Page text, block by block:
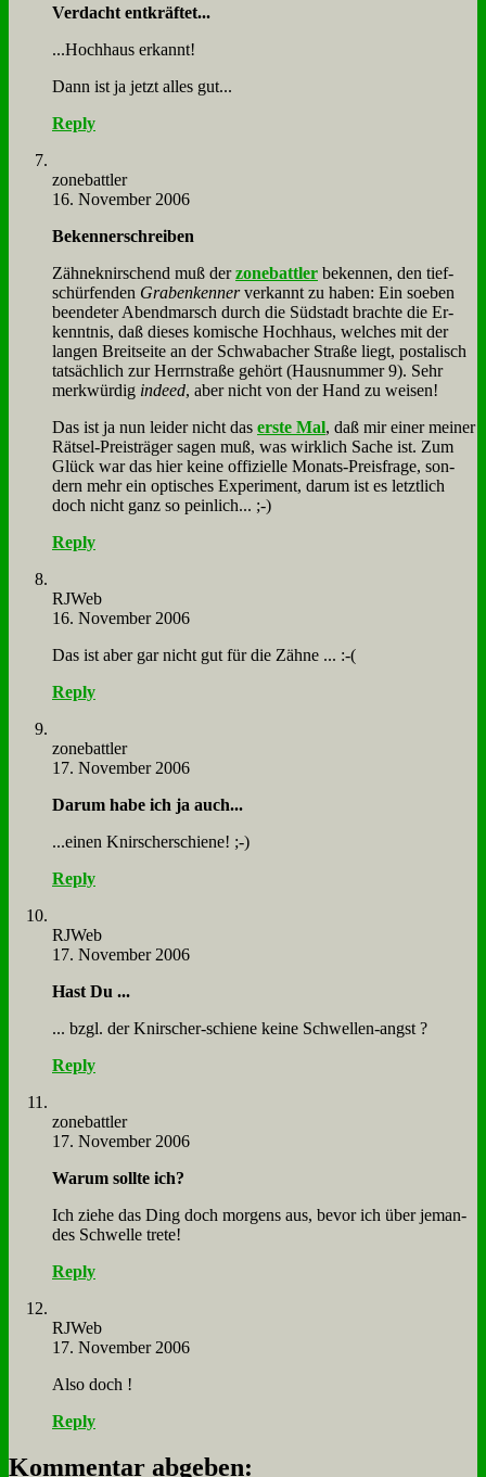
Ver­dacht ent­kräf­tet...
...Hoch­haus er­kannt!
Dann ist ja jetzt al­les gut...
Reply
zone­batt­ler
16. November 2006
Be­ken­ner­schrei­ben
Zäh­ne­knir­schend muß derzone­batt­ler be­ken­nen, den tief­
schür­fen­den Gra­ben­ken­nerver­kannt zu ha­ben: Ein so­eben
be­en­de­ter Abend­marsch durch die Süd­stadt brach­te die Er­
kennt­nis, daß die­ses ko­mi­sche Hoch­haus, wel­ches mit der
lan­gen Breit­sei­te an der Schwa­ba­cher Stra­ße liegt, po­sta­lisch
tat­säch­lich zur Herrn­stra­ße ge­hört (Haus­num­mer 9). Sehr
merk­wür­dig in­de­ed, aber nicht von der Hand zu wei­sen!
Das ist ja nun lei­der nicht das er­ste Mal, daß mir ei­ner mei­ner
Rät­sel-Preis­trä­ger sa­gen muß, was wirk­lich Sa­che ist. Zum
Glück war das hier kei­ne of­fi­zi­el­le Mo­nats-Preis­fra­ge, son­
dern mehr ein op­ti­sches Ex­pe­ri­ment, dar­um ist es letzt­lich
doch nicht ganz so pein­lich... ;-)
Reply
RJ­Web
16. November 2006
Das ist aber gar nicht gut für die Zäh­ne ... :-(
Reply
zone­batt­ler
17. November 2006
Dar­um ha­be ich ja auch...
...ei­nen Knir­scher­schie­ne! ;-)
Reply
RJ­Web
17. November 2006
Hast Du ...
... bzgl. der Knir­scher-schie­ne kei­ne Schwel­len-angst ?
Reply
zone­batt­ler
17. November 2006
War­um soll­te ich?
Ich zie­he das Ding doch mor­gens aus, be­vor ich über je­man­
des Schwel­le tre­te!
Reply
RJ­Web
17. November 2006
Al­so doch !
Reply
Kommentar abgeben: